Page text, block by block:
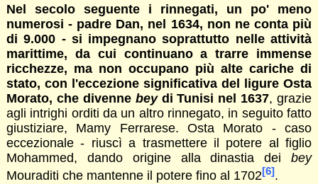
Nel secolo seguente i rinnegati, un po' meno
numerosi - padre Dan, nel 1634, non ne conta più
di 9.000 - si impegnano soprattutto nelle attività
marittime, da cui continuano a trarre immense
ricchezze, ma non occupano più alte cariche di
stato, con l'eccezione significativa del ligure Osta
Morato, che divenne beydi Tunisi nel 1637, grazie
agli intrighi orditi da un altro rinnegato, in seguito fatto
giustiziare, Mamy Ferrarese. Osta Morato - caso
eccezionale - riuscì a trasmettere il potere al figlio
Mohammed, dando origine alla dinastia deibey
Mouraditi che mantenne il potere fino al 1702[6].